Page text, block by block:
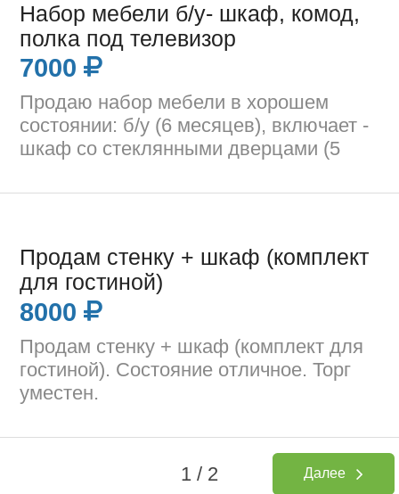
Набор мебели б/у- шкаф, комод,
полка под телевизор
7000
Продаю набор мебели в хорошем
состоянии: б/у (6 месяцев), включает -
шкаф со стеклянными дверцами (5
Продам стенку + шкаф (комплект
для гостиной)
8000
Продам стенку + шкаф (комплект для
гостиной). Состояние отличное. Торг
уместен.
1 / 2 Далее